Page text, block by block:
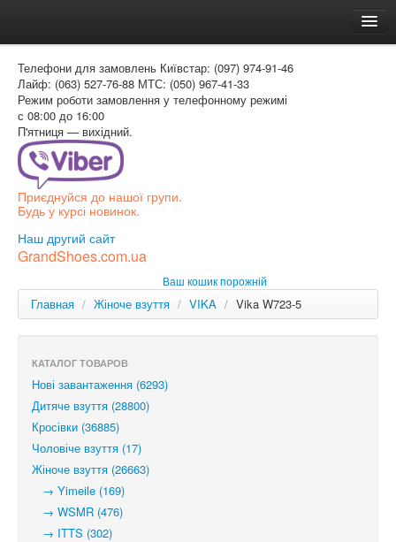
Доставка и оплата
Как заказать
Контакти
Таблиця розмірів
Вхід для покупця
РОС
Телефони для замовлень Київстар: (097) 974-91-46
Лайф: (063) 527-76-88 МТС: (050) 967-41-33
Режим роботи замовлення у телефонному режимі
с 08:00 до 16:00
П'ятниця — вихідний.
Приєднуйся до нашої групи.
Будь у курсі новинок.
Наш другий сайт
GrandShoes.com.ua
Ваш кошик порожній
Главная / Жіноче взуття / VIKA / Vika W723-5
КАТАЛОГ ТОВАРОВ
Нові завантаження (6293)
Дитяче взуття (28800)
Кросівки (36885)
Чоловіче взуття (17)
Жіноче взуття (26663)
→ Yimeile (169)
→ WSMR (476)
→ ITTS (302)